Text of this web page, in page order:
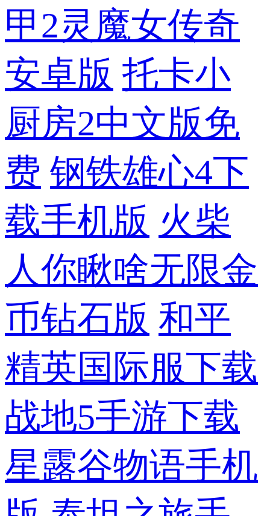
甲2灵魔女传奇
安卓版 托卡小
厨房2中文版免
费 钢铁雄心4下
载手机版 火柴
人你瞅啥无限金
币钻石版 和平
精英国际服下载
战地5手游下载
星露谷物语手机